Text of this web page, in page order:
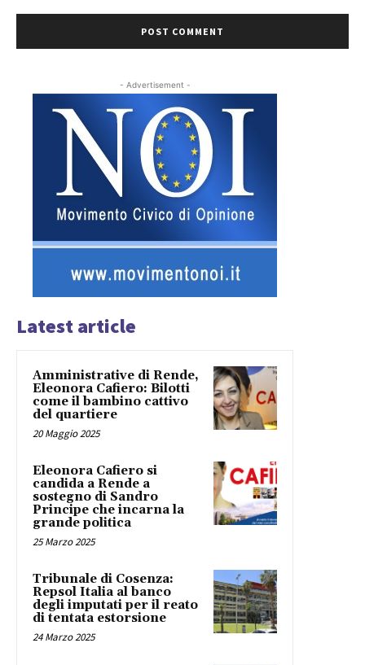
- Advertisement -
Latest article
Amministrative di Rende,
Eleonora Cafiero: Bilotti
come il bambino cattivo
del quartiere
20 Maggio 2025
Eleonora Cafiero si
candida a Rende a
sostegno di Sandro
Principe che incarna la
grande politica
25 Marzo 2025
Tribunale di Cosenza:
Repsol Italia al banco
degli imputati per il reato
di tentata estorsione
24 Marzo 2025